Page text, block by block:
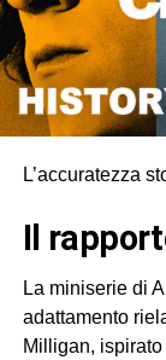
L’accuratezza
Il
La miniserie di
adattamento
Milligan,